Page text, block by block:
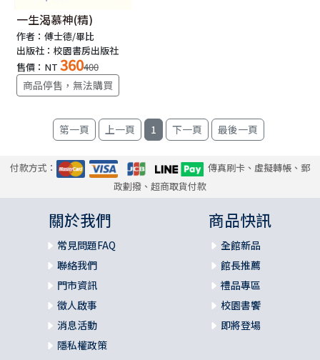
一生渴慕神(精)
作者：傅士德/畢比
出版社：校園書房出版社
售價：NT 360400
商品停售，無法購買
1
付款方式：
傳真刷卡、虛擬轉帳、郵
政劃撥、超商取貨付款
關於我們
常見問題FAQ
聯絡我們
門市資訊
徵人啟事
消息活動
隱私權政策
商品快訊
全館新品
館長推薦
禮品專區
校園書饗
即將登場